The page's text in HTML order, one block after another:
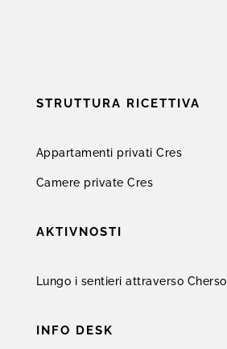
STRUTTURA RICETTIVA
Appartamenti privati Cres
Camere private Cres
AKTIVNOSTI
Lungo i sentieri attraverso Cherso
INFO DESK